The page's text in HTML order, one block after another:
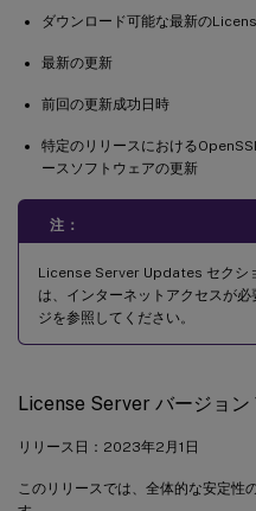
ダウンロード可能な最新の
最新の更新
前回の更新成功日時
特定のリリースにおける
ースソフトウェアの更新
注：
License Server Updates セクシ
は、インターネットアクセスが必
ジを参照してください。
License Server バージョン
リリース日：2023年2月1日
このリリースでは、全体的な安定性